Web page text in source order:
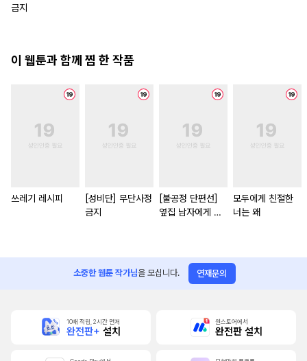
금지
이 웹툰과 함께 찜 한 작품
쓰레기 레시피
[성비단] 무단사정
금지
[불공정 단편선]
옆집 남자에게 잘
모두에게 친절한
너는 왜
소중한 웹툰 작가님을 모십니다. 연재문의
10배 적립, 2시간 먼저
완전판+ 설치
원스토어에서
완전판 설치